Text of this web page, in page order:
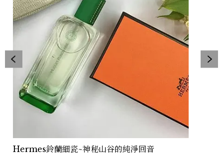
Hermes鈴蘭細瓷~神秘山谷的純淨回音